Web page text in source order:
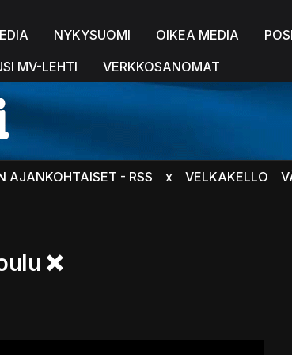
NYKYSUOMI OIKEA MEDIA
MV-LEHTI VERKKOSANOMAT
AJANKOHTAISET - RSS x VELKAKELLO
❌